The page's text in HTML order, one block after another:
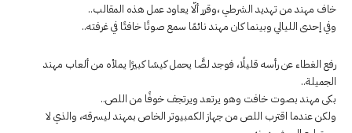
خاف مهند من تهديد الشرطي ،وقرر ألّا يعاود عمل هذه المقالب..
وفي إحدى الليالي وبينما كان مهند نائمًا سمع صوتًا خافتًا في غرفته..
رفع الغطاء عن رأسه قليلًا، فوجد لصًّا يحمل كيسًا كبيرًا يملأه من ألعاب مهند
الجميلة..
بكى مهند بصوت خافت وهو يرتعد ويرتجف خوفًا من اللص..
ولكن عندما اقترب اللص من جهاز الكمبيوتر الخاص بمهند ليسرقه، والذي لا